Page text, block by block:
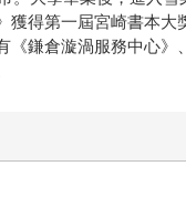
獲得第一屆宮崎書本
《鎌倉漩渦服務中心